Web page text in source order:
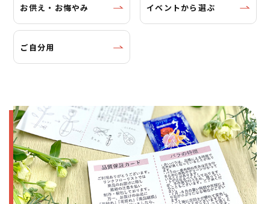
お供え・お悔やみ イベントから選ぶ
ご自分用